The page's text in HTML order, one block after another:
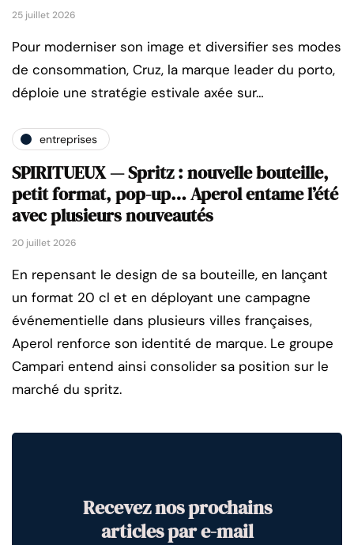
25 juillet 2026
Pour moderniser son image et diversifier ses modes
de consommation, Cruz, la marque leader du porto,
déploie une stratégie estivale axée sur…
entreprises
SPIRITUEUX — Spritz : nouvelle bouteille,
petit format, pop-up… Aperol entame l’été
avec plusieurs nouveautés
20 juillet 2026
En repensant le design de sa bouteille, en lançant
un format 20 cl et en déployant une campagne
événementielle dans plusieurs villes françaises,
Aperol renforce son identité de marque. Le groupe
Campari entend ainsi consolider sa position sur le
marché du spritz.
Recevez nos prochains
articles par e-mail